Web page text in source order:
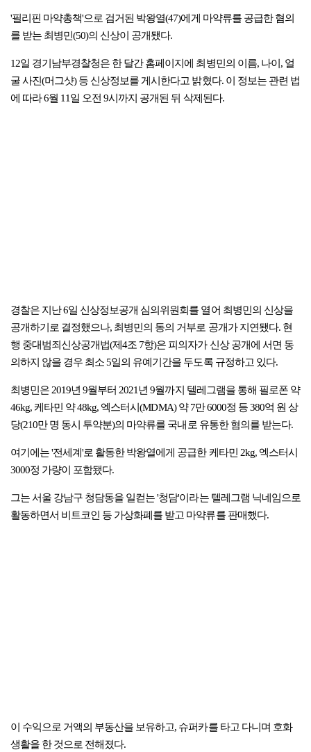
'필리핀 마약총책'으로 검거된 박왕열(47)에게 마약류를 공급한 혐의
를 받는 최병민(50)의 신상이 공개됐다.
12일 경기남부경찰청은 한 달간 홈페이지에 최병민의 이름, 나이, 얼
굴 사진(머그샷) 등 신상정보를 게시한다고 밝혔다. 이 정보는 관련 법
에 따라 6월 11일 오전 9시까지 공개된 뒤 삭제된다.
경찰은 지난 6일 신상정보공개 심의위원회를 열어 최병민의 신상을
공개하기로 결정했으나, 최병민의 동의 거부로 공개가 지연됐다. 현
행 중대범죄신상공개법(제4조 7항)은 피의자가 신상 공개에 서면 동
의하지 않을 경우 최소 5일의 유예기간을 두도록 규정하고 있다.
최병민은 2019년 9월부터 2021년 9월까지 텔레그램을 통해 필로폰 약
46kg, 케타민 약 48kg, 엑스터시(MDMA) 약 7만 6000정 등 380억 원 상
당(210만 명 동시 투약분)의 마약류를 국내로 유통한 혐의를 받는다.
여기에는 '전세계'로 활동한 박왕열에게 공급한 케타민 2kg, 엑스터시
3000정 가량이 포함됐다.
그는 서울 강남구 청담동을 일컫는 '청담'이라는 텔레그램 닉네임으로
활동하면서 비트코인 등 가상화폐를 받고 마약류를 판매했다.
이 수익으로 거액의 부동산을 보유하고, 슈퍼카를 타고 다니며 호화
생활을 한 것으로 전해졌다.